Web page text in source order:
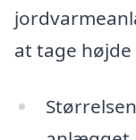
at tage